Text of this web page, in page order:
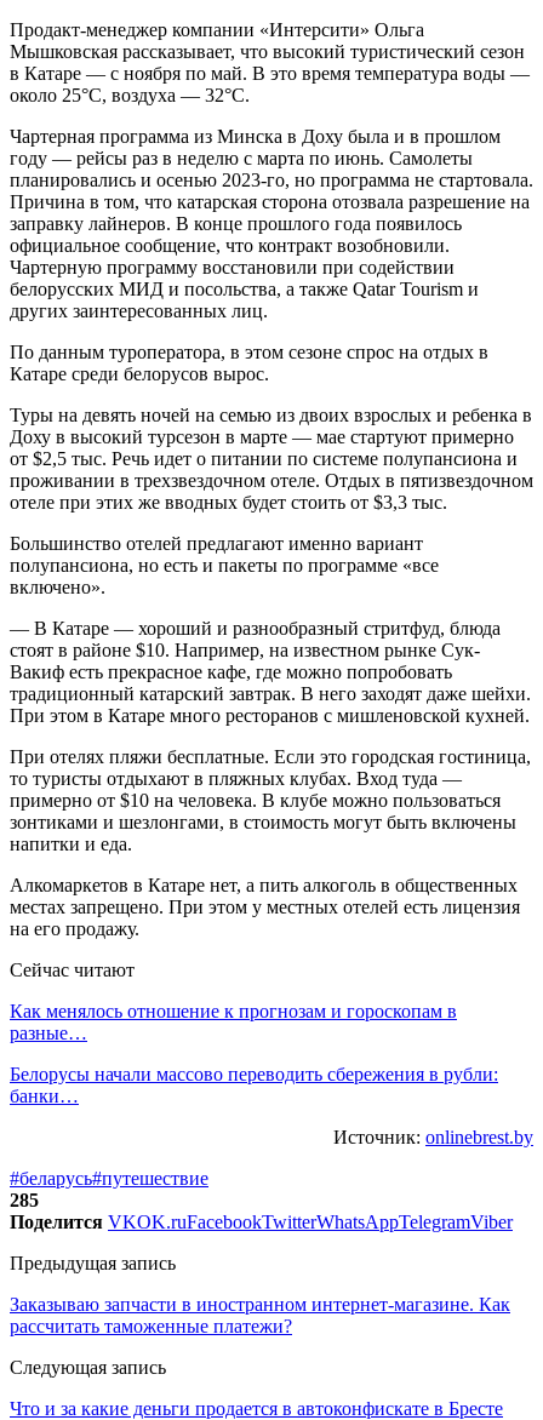
Продакт-менеджер компании «Интерсити» Ольга
Мышковская рассказывает, что высокий туристический сезон
в Катаре — с ноября по май. В это время температура воды —
около 25°C, воздуха — 32°C.
Чартерная программа из Минска в Доху была и в прошлом
году — рейсы раз в неделю с марта по июнь. Самолеты
планировались и осенью 2023-го, но программа не стартовала.
Причина в том, что катарская сторона отозвала разрешение на
заправку лайнеров. В конце прошлого года появилось
официальное сообщение, что контракт возобновили.
Чартерную программу восстановили при содействии
белорусских МИД и посольства, а также Qatar Tourism и
других заинтересованных лиц.
По данным туроператора, в этом сезоне спрос на отдых в
Катаре среди белорусов вырос.
Туры на девять ночей на семью из двоих взрослых и ребенка в
Доху в высокий турсезон в марте — мае стартуют примерно
от $2,5 тыс. Речь идет о питании по системе полупансиона и
проживании в трехзвездочном отеле. Отдых в пятизвездочном
отеле при этих же вводных будет стоить от $3,3 тыс.
Большинство отелей предлагают именно вариант
полупансиона, но есть и пакеты по программе «все
включено».
— В Катаре — хороший и разнообразный стритфуд, блюда
стоят в районе $10. Например, на известном рынке Сук-
Вакиф есть прекрасное кафе, где можно попробовать
традиционный катарский завтрак. В него заходят даже шейхи.
При этом в Катаре много ресторанов с мишленовской кухней.
При отелях пляжи бесплатные. Если это городская гостиница,
то туристы отдыхают в пляжных клубах. Вход туда —
примерно от $10 на человека. В клубе можно пользоваться
зонтиками и шезлонгами, в стоимость могут быть включены
напитки и еда.
Алкомаркетов в Катаре нет, а пить алкоголь в общественных
местах запрещено. При этом у местных отелей есть лицензия
на его продажу.
Сейчас читают
Как менялось отношение к прогнозам и гороскопам в
разные…
Белорусы начали массово переводить сбережения в рубли:
банки…
Источник: onlinebrest.by
#беларусь#путешествие
285
Поделится VKOK.ruFacebookTwitterWhatsAppTelegramViber
Предыдущая запись
Заказываю запчасти в иностранном интернет-магазине. Как
рассчитать таможенные платежи?
Следующая запись
Что и за какие деньги продается в автоконфискате в Бресте